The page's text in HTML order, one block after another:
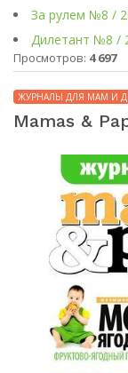
За рулем №8 /
Дилетант №8 /
Просмотров: 4 697
ЖУРНАЛЫ ДЛЯ МАМ И
Mamas &